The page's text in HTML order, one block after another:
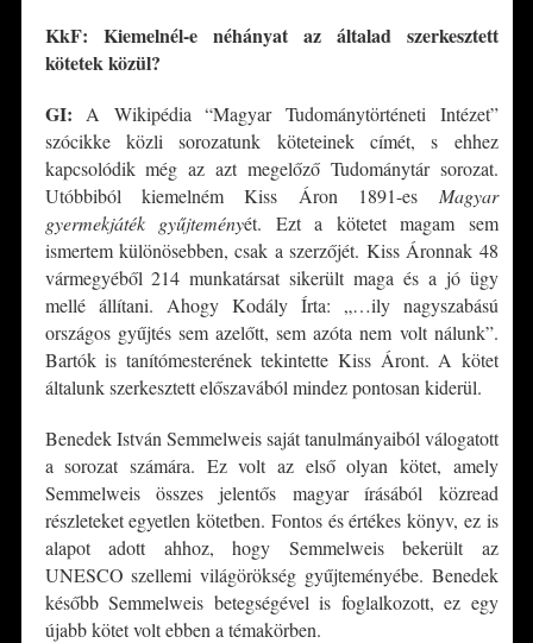
KkF: Kiemelnél-e néhányat az általad szerkesztett
kötetek közül?
GI: A Wikipédia “Magyar Tudománytörténeti Intézet”
szócikke közli sorozatunk köteteinek címét, s ehhez
kapcsolódik még az azt megelőző Tudománytár sorozat.
Utóbbiból kiemelném Kiss Áron 1891-es Magyar
gyermekjáték gyűjteményét. Ezt a kötetet magam sem
ismertem különösebben, csak a szerzőjét. Kiss Áronnak 48
vármegyéből 214 munkatársat sikerült maga és a jó ügy
mellé állítani. Ahogy Kodály Írta: „…ily nagyszabású
országos gyűjtés sem azelőtt, sem azóta nem volt nálunk”.
Bartók is tanítómesterének tekintette Kiss Áront. A kötet
általunk szerkesztett előszavából mindez pontosan kiderül.
Benedek István Semmelweis saját tanulmányaiból válogatott
a sorozat számára. Ez volt az első olyan kötet, amely
Semmelweis összes jelentős magyar írásából közread
részleteket egyetlen kötetben. Fontos és értékes könyv, ez is
alapot adott ahhoz, hogy Semmelweis bekerült az
UNESCO szellemi világörökség gyűjteményébe. Benedek
később Semmelweis betegségével is foglalkozott, ez egy
újabb kötet volt ebben a témakörben.